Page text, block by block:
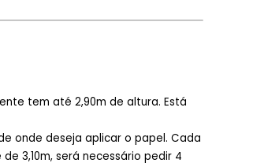
tem até 2,90m de altura. Está
onde deseja aplicar o papel. Cada
3,10m, será necessário pedir 4